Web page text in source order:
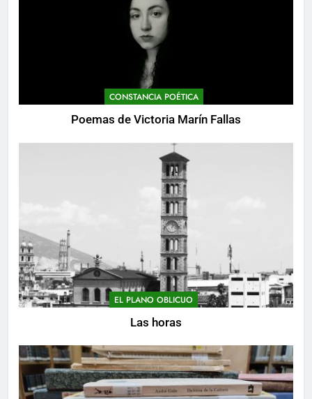
CONSTANCIA POÉTICA
Poemas de Victoria Marín Fallas
EL PLANO OBLICUO
Las horas